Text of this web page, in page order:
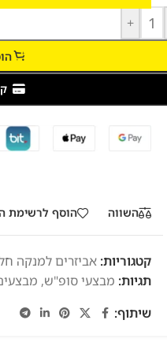
+
קנה עכשיו
השווה הוסף לרשימת
קטגוריות: אביזרים למנקה
תגיות: מבצעי סופ"ש,
שיתוף: